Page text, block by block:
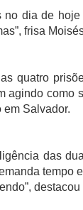
no dia de
frisa
quatro
agindo como
em Salvador.
das
tempo